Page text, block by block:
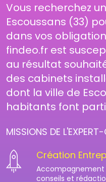
Vous recherchez
Escoussans (33)
dans vos
findeo.fr est
au résultat
des cabinets
dont la ville de
habitants font
MISSIONS DE
Création
Accompagnement
conseils et